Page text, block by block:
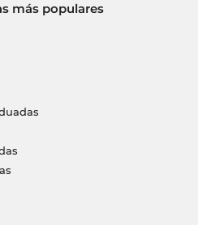
más populares